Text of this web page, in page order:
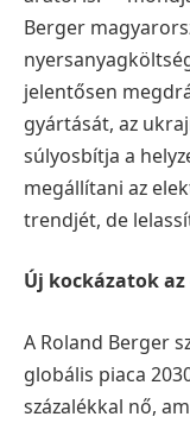
Berger
jelentősen
gyártását, az
súlyosbítja a
megállítani az
trendjét, de
Új kockázatok
A Roland Berger
globális piaca
százalékkal nő,